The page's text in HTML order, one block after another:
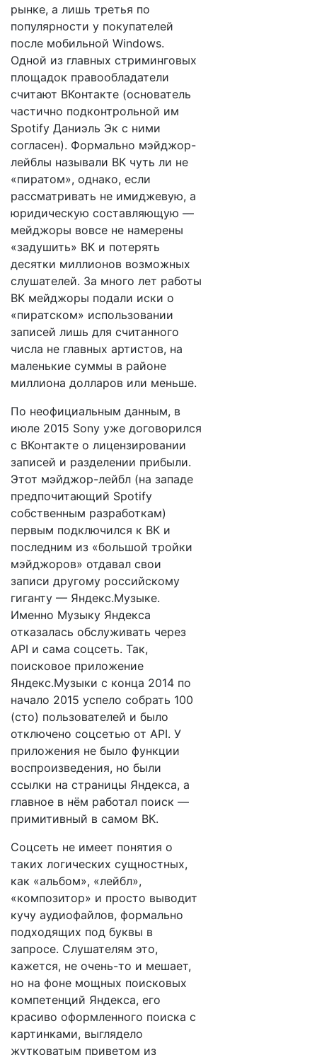
рынке, а лишь третья по
популярности у покупателей
после мобильной Windows.
Одной из главных стриминговых
площадок правообладатели
считают ВКонтакте (основатель
частично подконтрольной им
Spotify Даниэль Эк с ними
согласен). Формально мэйджор-
лейблы называли ВК чуть ли не
«пиратом», однако, если
рассматривать не имиджевую, а
юридическую составляющую —
мейджоры вовсе не намерены
«задушить» ВК и потерять
десятки миллионов возможных
слушателей. За много лет работы
ВК мейджоры подали иски о
«пиратском» использовании
записей лишь для считанного
числа не главных артистов, на
маленькие суммы в районе
миллиона долларов или меньше.
По неофициальным данным, в
июле 2015 Sony уже договорился
с ВКонтакте о лицензировании
записей и разделении прибыли.
Этот мэйджор-лейбл (на западе
предпочитающий Spotify
собственным разработкам)
первым подключился к ВК и
последним из «большой тройки
мэйджоров» отдавал свои
записи другому российскому
гиганту — Яндекс.Музыке.
Именно Музыку Яндекса
отказалась обслуживать через
API и сама соцсеть. Так,
поисковое приложение
Яндекс.Музыки с конца 2014 по
начало 2015 успело собрать 100
(сто) пользователей и было
отключено соцсетью от API. У
приложения не было функции
воспроизведения, но были
ссылки на страницы Яндекса, а
главное в нём работал поиск —
примитивный в самом ВК.
Соцсеть не имеет понятия о
таких логических сущностных,
как «альбом», «лейбл»,
«композитор» и просто выводит
кучу аудиофайлов, формально
подходящих под буквы в
запросе. Слушателям это,
кажется, не очень-то и мешает,
но на фоне мощных поисковых
компетенций Яндекса, его
красиво оформленного поиска с
картинками, выглядело
жутковатым приветом из